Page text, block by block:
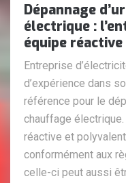
Dépannage
électrique :
équipe réactive
Entreprise
d’expérience dans
référence pour le
chauffage électrique.
réactive et
conformément aux
celle-ci peut aussi